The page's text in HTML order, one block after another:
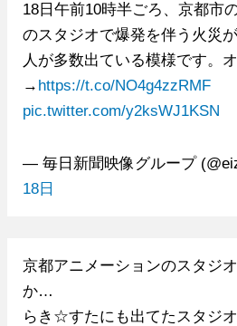
18日午前10時半ごろ、京都市
のスタジオで爆発を伴う火災
人が多数出ている模様です。
→ https://t.co/NO4g4zzRMF
pic.twitter.com/y2ksWJ1KSN
— 毎日新聞映像グループ
18日
京都アニメーションのスタジ
か…
らき☆すたにも出てたスタジ